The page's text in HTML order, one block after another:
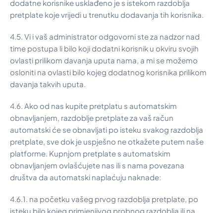
dodatne korisnike usklađeno je s istekom razdoblja
pretplate koje vrijedi u trenutku dodavanja tih korisnika.
4.5. Vi i vaš administrator odgovorni ste za nadzor nad
time postupa li bilo koji dodatni korisnik u okviru svojih
ovlasti prilikom davanja uputa nama, a mi se možemo
osloniti na ovlasti bilo kojeg dodatnog korisnika prilikom
davanja takvih uputa.
4.6. Ako od nas kupite pretplatu s automatskim
obnavljanjem, razdoblje pretplate za vaš račun
automatski će se obnavljati po isteku svakog razdoblja
pretplate, sve dok je uspješno ne otkažete putem naše
platforme. Kupnjom pretplate s automatskim
obnavljanjem ovlašćujete nas ili s nama povezana
društva da automatski naplaćuju naknade:
4.6.1. na početku vašeg prvog razdoblja pretplate, po
isteku bilo kojeg primjenjivog probnog razdoblja ili na